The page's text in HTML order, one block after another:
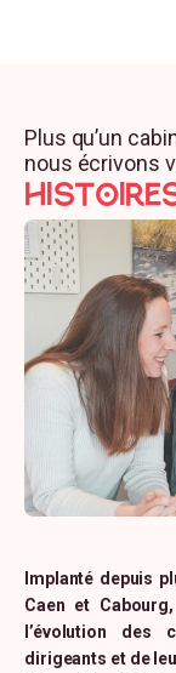
Auto-
utilisés
Envoi
Plus qu’un
nous écrivons
Implanté depuis
Caen et
l’évolution des
dirigeants et de